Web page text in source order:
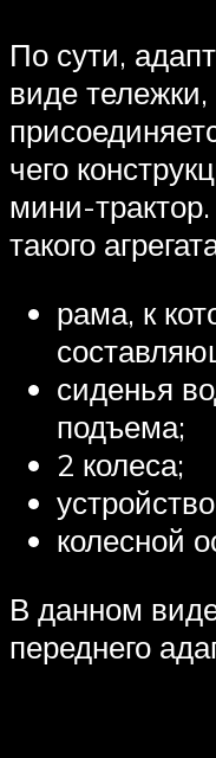
По сути,
виде тележки,
чего
мини-
такого
рама, к
сиденья
подъема;
2 колеса;
колесной
В данном
переднего